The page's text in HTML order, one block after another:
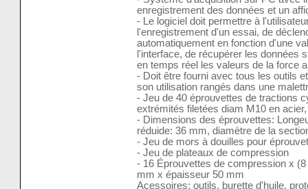
enregistrement des données et un
- Le logiciel doit permettre à
l'enregistrement d'un essai, de
automatiquement en fonction d'une
l'interface, de récupérer les données
en temps réel les valeurs de la force
- Doit être fourni avec tous les outils
son utilisation rangés dans une
- Jeu de 40 éprouvettes de tractions
extrémités filetées diam M10 en
- Dimensions des éprouvettes:
réduide: 36 mm, diamètre de la
- Jeu de mors à douilles pour
- Jeu de plateaux de compression
- 16 Éprouvettes de compression x
mm x épaisseur 50 mm
Acessoires: outils, burette d'huile,